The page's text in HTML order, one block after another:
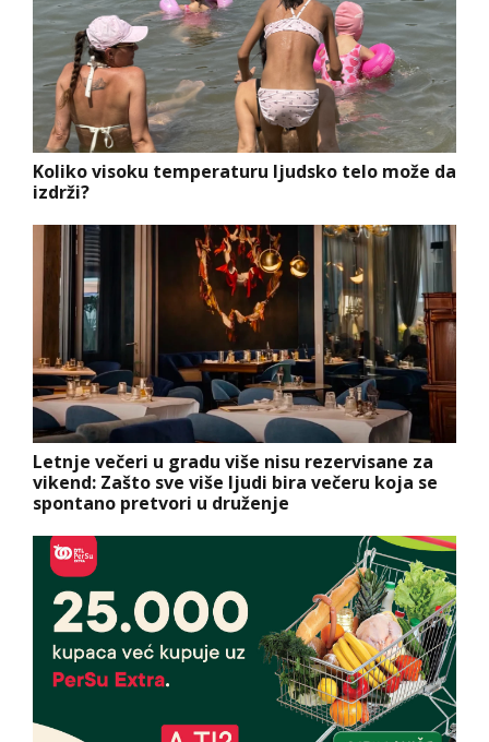
Koliko visoku temperaturu ljudsko telo može da
izdrži?
Letnje večeri u gradu više nisu rezervisane za
vikend: Zašto sve više ljudi bira večeru koja se
spontano pretvori u druženje